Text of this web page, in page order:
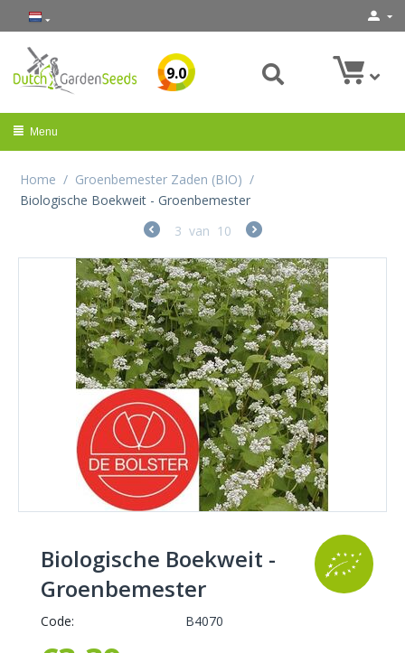
9.0
Menu
Home / Groenbemester Zaden (BIO) /
Biologische Boekweit - Groenbemester
3 van 10
Biologische Boekweit -
Groenbemester
Code: B4070